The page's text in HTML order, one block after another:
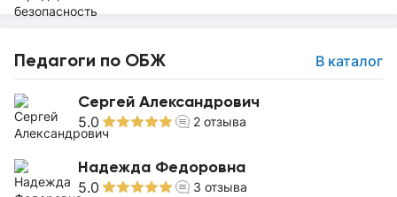
Педагоги по ОБЖ В каталог
Сергей Александрович
5.0 2 отзыва
Надежда Федоровна
5.0 3 отзыва